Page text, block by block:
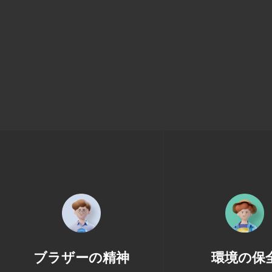
ブラザーの精神 環境の保